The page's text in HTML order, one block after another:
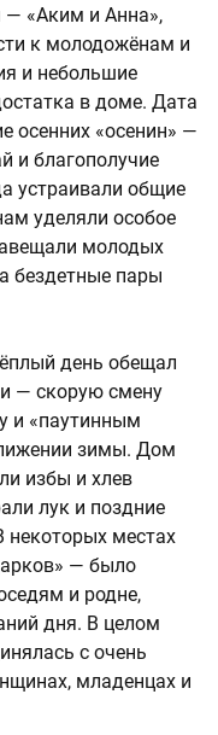
— «Аким и Анна»,
к молодожёнам и
и небольшие
в доме. Дата
осенних «осенин» —
и благополучие
устраивали общие
уделяли особое
молодых
бездетные пары
день обещал
— скорую смену
и «паутинным
зимы. Дом
избы и хлев
лук и поздние
некоторых местах
— было
и родне,
дня. В целом
с очень
младенцах и